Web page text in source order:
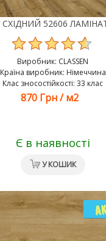
Виробник: CLASSEN
Країна виробник: Німеччина
Клас зносостійкості: 33 клас
870 Грн /м2
Є в наявності
У КОШИК